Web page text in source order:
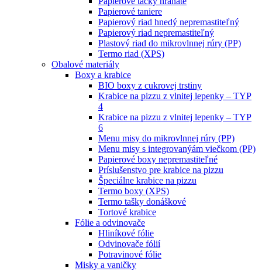
Papierové taniere
Papierový riad hnedý nepremastiteľný
Papierový riad nepremastiteľný
Plastový riad do mikrovlnnej rúry (PP)
Termo riad (XPS)
Obalové materiály
Boxy a krabice
BIO boxy z cukrovej trstiny
Krabice na pizzu z vlnitej lepenky – TYP
4
Krabice na pizzu z vlnitej lepenky – TYP
6
Menu misy do mikrovlnnej rúry (PP)
Menu misy s integrovanýám viečkom (PP)
Papierové boxy nepremastiteľné
Príslušenstvo pre krabice na pizzu
Špeciálne krabice na pizzu
Termo boxy (XPS)
Termo tašky donáškové
Tortové krabice
Fólie a odvinovače
Hliníkové fólie
Odvinovače fólií
Potravinové fólie
Misky a vaničky